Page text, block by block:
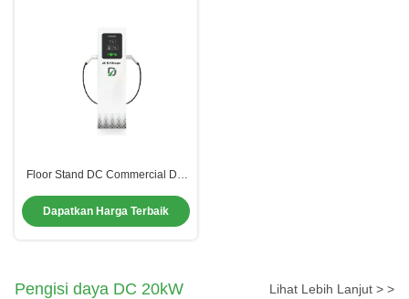
Floor Stand DC Commercial DC
Electric Car Charger Waterproof
Dapatkan Harga Terbaik
Pengisi daya DC 20kW Lihat Lebih Lanjut > >